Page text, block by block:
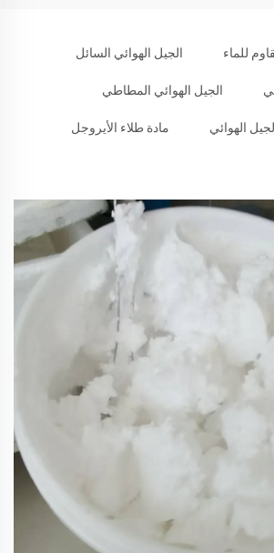
للماء الجيل الهوائي السائل
الجيل الهوائي المطاطي
الهوائي مادة طلاء الأيروجل